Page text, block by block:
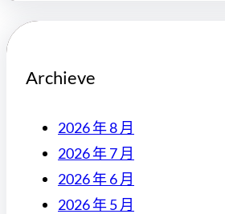
Archieve
2026 年 8 月
2026 年 7 月
2026 年 6 月
2026 年 5 月